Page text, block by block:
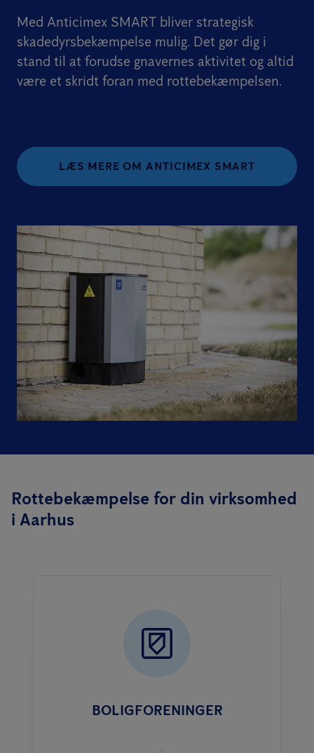
Med Anticimex SMART bliver strategisk
skadedyrsbekæmpelse mulig. Det gør dig i
stand til at forudse gnavernes aktivitet og altid
være et skridt foran med rottebekæmpelsen.
LÆS MERE OM ANTICIMEX SMART
Rottebekæmpelse for din virksomhed
i Aarhus
BOLIGFORENINGER